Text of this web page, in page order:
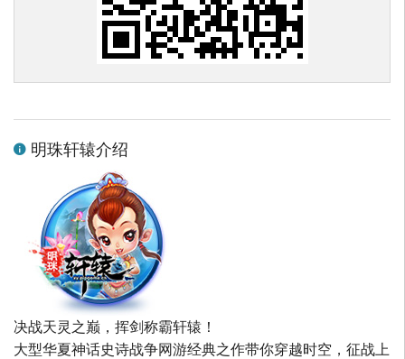
明珠轩辕介绍
决战天灵之巅，挥剑称霸轩辕！
大型华夏神话史诗战争网游经典之作带你穿越时空，征战上